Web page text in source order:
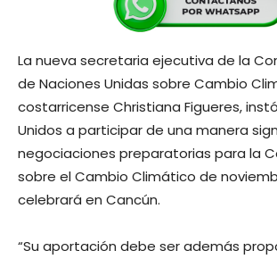
La nueva secretaria ejecutiva de la
de Naciones Unidas sobre Cambio
costarricense Christiana Figueres,
Unidos a participar de una manera
negociaciones preparatorias para la
sobre el Cambio Climático de
celebrará en Cancún.
“Su aportación debe ser además